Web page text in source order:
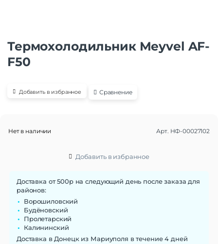
Термохолодильник Meyvel AF-
F50
Добавить в избранное Сравнение
Нет в наличии Арт. НФ-00027102
Добавить в избранное
Доставка от 500р на следующий день после заказа для
районов:
Ворошиловский
Будёновский
Пролетарский
Калининский
Доставка в Донецк из Мариуполя в течение 4 дней